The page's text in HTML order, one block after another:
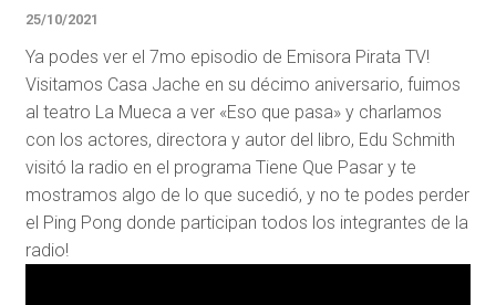
25/10/2021
Ya podes ver el 7mo episodio de Emisora Pirata TV!
Visitamos Casa Jache en su décimo aniversario, fuimos
al teatro La Mueca a ver «Eso que pasa» y charlamos
con los actores, directora y autor del libro, Edu Schmith
visitó la radio en el programa Tiene Que Pasar y te
mostramos algo de lo que sucedió, y no te podes perder
el Ping Pong donde participan todos los integrantes de la
radio!